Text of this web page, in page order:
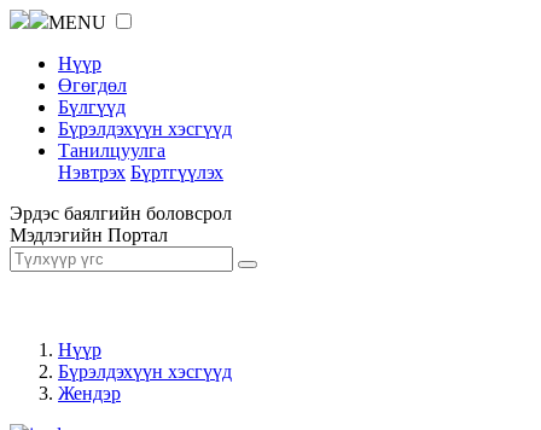
MENU
Нүүр
Өгөгдөл
Бүлгүүд
Бүрэлдэхүүн хэсгүүд
Танилцуулга
Нэвтрэх Бүртгүүлэх
Эрдэс баялгийн боловсрол
Мэдлэгийн Портал
Нүүр
Бүрэлдэхүүн хэсгүүд
Жендэр